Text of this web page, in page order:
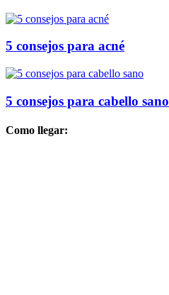
5 consejos para acné
5 consejos para cabello sano
Como llegar: